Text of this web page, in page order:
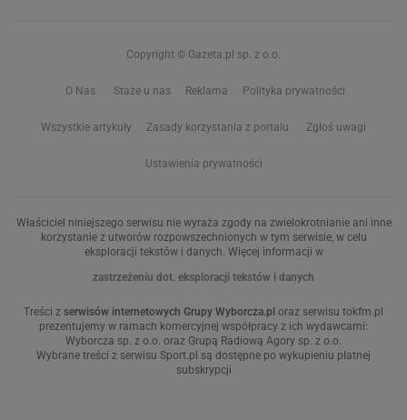
Copyright © Gazeta.pl sp. z o.o.
O Nas Staże u nas Reklama Polityka prywatności
Wszystkie artykuły Zasady korzystania z portalu Zgłoś uwagi
Ustawienia prywatności
Właściciel niniejszego serwisu nie wyraża zgody na zwielokrotnianie ani inne
korzystanie z utworów rozpowszechnionych w tym serwisie, w celu
eksploracji tekstów i danych. Więcej informacji w
zastrzeżeniu dot. eksploracji tekstów i danych
Treści z serwisów internetowych Grupy Wyborcza.pl oraz serwisu tokfm.pl
prezentujemy w ramach komercyjnej współpracy z ich wydawcami:
Wyborcza sp. z o.o. oraz Grupą Radiową Agory sp. z o.o.
Wybrane treści z serwisu Sport.pl są dostępne po wykupieniu płatnej
subskrypcji